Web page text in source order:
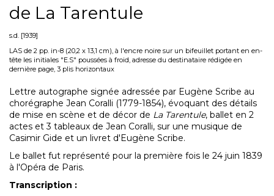
de La Tarentule
s.d. [1939]
LAS de 2 pp. in-8 (20,2 x 13,1 cm), à l'encre noire sur un bifeuillet portant en en-
tête les initiales "E.S" poussées à froid, adresse du destinataire rédigée en
dernière page, 3 plis horizontaux
Lettre autographe signée adressée par Eugène Scribe au
chorégraphe Jean Coralli (1779-1854), évoquant des détails
de mise en scène et de décor de La Tarentule, ballet en 2
actes et 3 tableaux de Jean Coralli, sur une musique de
Casimir Gide et un livret d'Eugène Scribe.
Le ballet fut représenté pour la première fois le 24 juin 1839
à l'Opéra de Paris.
Transcription :